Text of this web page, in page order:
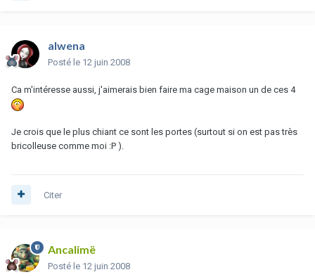
alwena
Posté le 12 juin 2008
Ca m'intéresse aussi, j'aimerais bien faire ma cage maison un de ces 4
Je crois que le plus chiant ce sont les portes (surtout si on est pas très
bricolleuse comme moi :P ).
Citer
Ancalimë
Posté le 12 juin 2008